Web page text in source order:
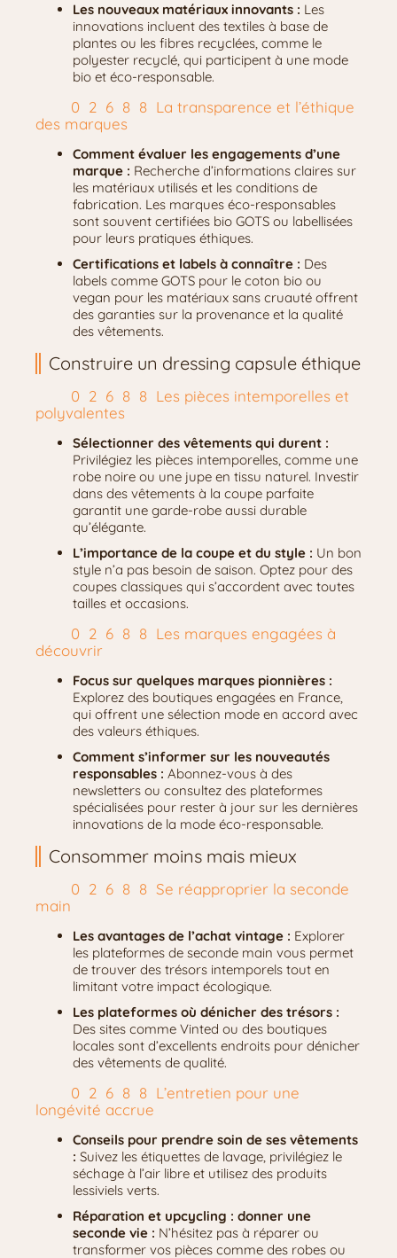
Les nouveaux matériaux innovants : Les
innovations incluent des textiles à base de
plantes ou les fibres recyclées, comme le
polyester recyclé, qui participent à une mode
bio et éco-responsable.
La transparence et l’éthique
des marques
Comment évaluer les engagements d’une
marque : Recherche d’informations claires sur
les matériaux utilisés et les conditions de
fabrication. Les marques éco-responsables
sont souvent certifiées bio GOTS ou labellisées
pour leurs pratiques éthiques.
Certifications et labels à connaître : Des
labels comme GOTS pour le coton bio ou
vegan pour les matériaux sans cruauté offrent
des garanties sur la provenance et la qualité
des vêtements.
Construire un dressing capsule éthique
Les pièces intemporelles et
polyvalentes
Sélectionner des vêtements qui durent :
Privilégiez les pièces intemporelles, comme une
robe noire ou une jupe en tissu naturel. Investir
dans des vêtements à la coupe parfaite
garantit une garde-robe aussi durable
qu’élégante.
L’importance de la coupe et du style : Un bon
style n’a pas besoin de saison. Optez pour des
coupes classiques qui s’accordent avec toutes
tailles et occasions.
Les marques engagées à
découvrir
Focus sur quelques marques pionnières :
Explorez des boutiques engagées en France,
qui offrent une sélection mode en accord avec
des valeurs éthiques.
Comment s’informer sur les nouveautés
responsables : Abonnez-vous à des
newsletters ou consultez des plateformes
spécialisées pour rester à jour sur les dernières
innovations de la mode éco-responsable.
Consommer moins mais mieux
Se réapproprier la seconde
main
Les avantages de l’achat vintage : Explorer
les plateformes de seconde main vous permet
de trouver des trésors intemporels tout en
limitant votre impact écologique.
Les plateformes où dénicher des trésors :
Des sites comme Vinted ou des boutiques
locales sont d’excellents endroits pour dénicher
des vêtements de qualité.
L’entretien pour une
longévité accrue
Conseils pour prendre soin de ses vêtements
: Suivez les étiquettes de lavage, privilégiez le
séchage à l’air libre et utilisez des produits
lessiviels verts.
Réparation et upcycling : donner une
seconde vie : N’hésitez pas à réparer ou
transformer vos pièces comme des robes ou